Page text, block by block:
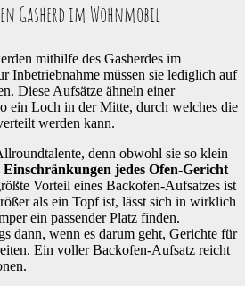
Gasherd im Wohnmobil
mithilfe des Gasherdes im
Inbetriebnahme müssen sie lediglich auf
Diese Aufsätze ähneln einer
ein Loch in der Mitte, durch welches die
werden kann.
denn obwohl sie so klein
jedes Ofen-Gericht
Vorteil eines Backofen-Aufsatzes ist
als ein Topf ist, lässt sich in wirklich
ein passender Platz finden.
dann, wenn es darum geht, Gerichte für
Ein voller Backofen-Aufsatz reicht